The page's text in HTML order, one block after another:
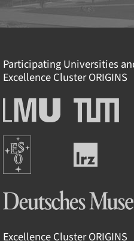
Participating Universities
Excellence ClusterORIGINS
Ludwig-
Maximilians-
München
Technische
Universität
Europäische
Südsternwarte
Leibniz-
Rechenzentrum
Deutsches Museum
Excellence ClusterORIGINS